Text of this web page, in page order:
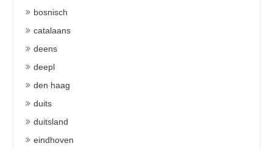
bosnisch
catalaans
deens
deepl
den haag
duits
duitsland
eindhoven